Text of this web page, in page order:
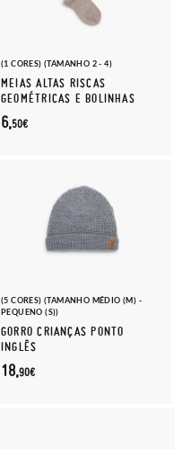
(1 CORES) (TAMANHO 2 - 4)
MEIAS ALTAS RISCAS
GEOMÉTRICAS E BOLINHAS
6,50€
(5 CORES) (TAMANHO MÉDIO (M) -
PEQUENO (S))
GORRO CRIANÇAS PONTO
INGLÊS
18,90€